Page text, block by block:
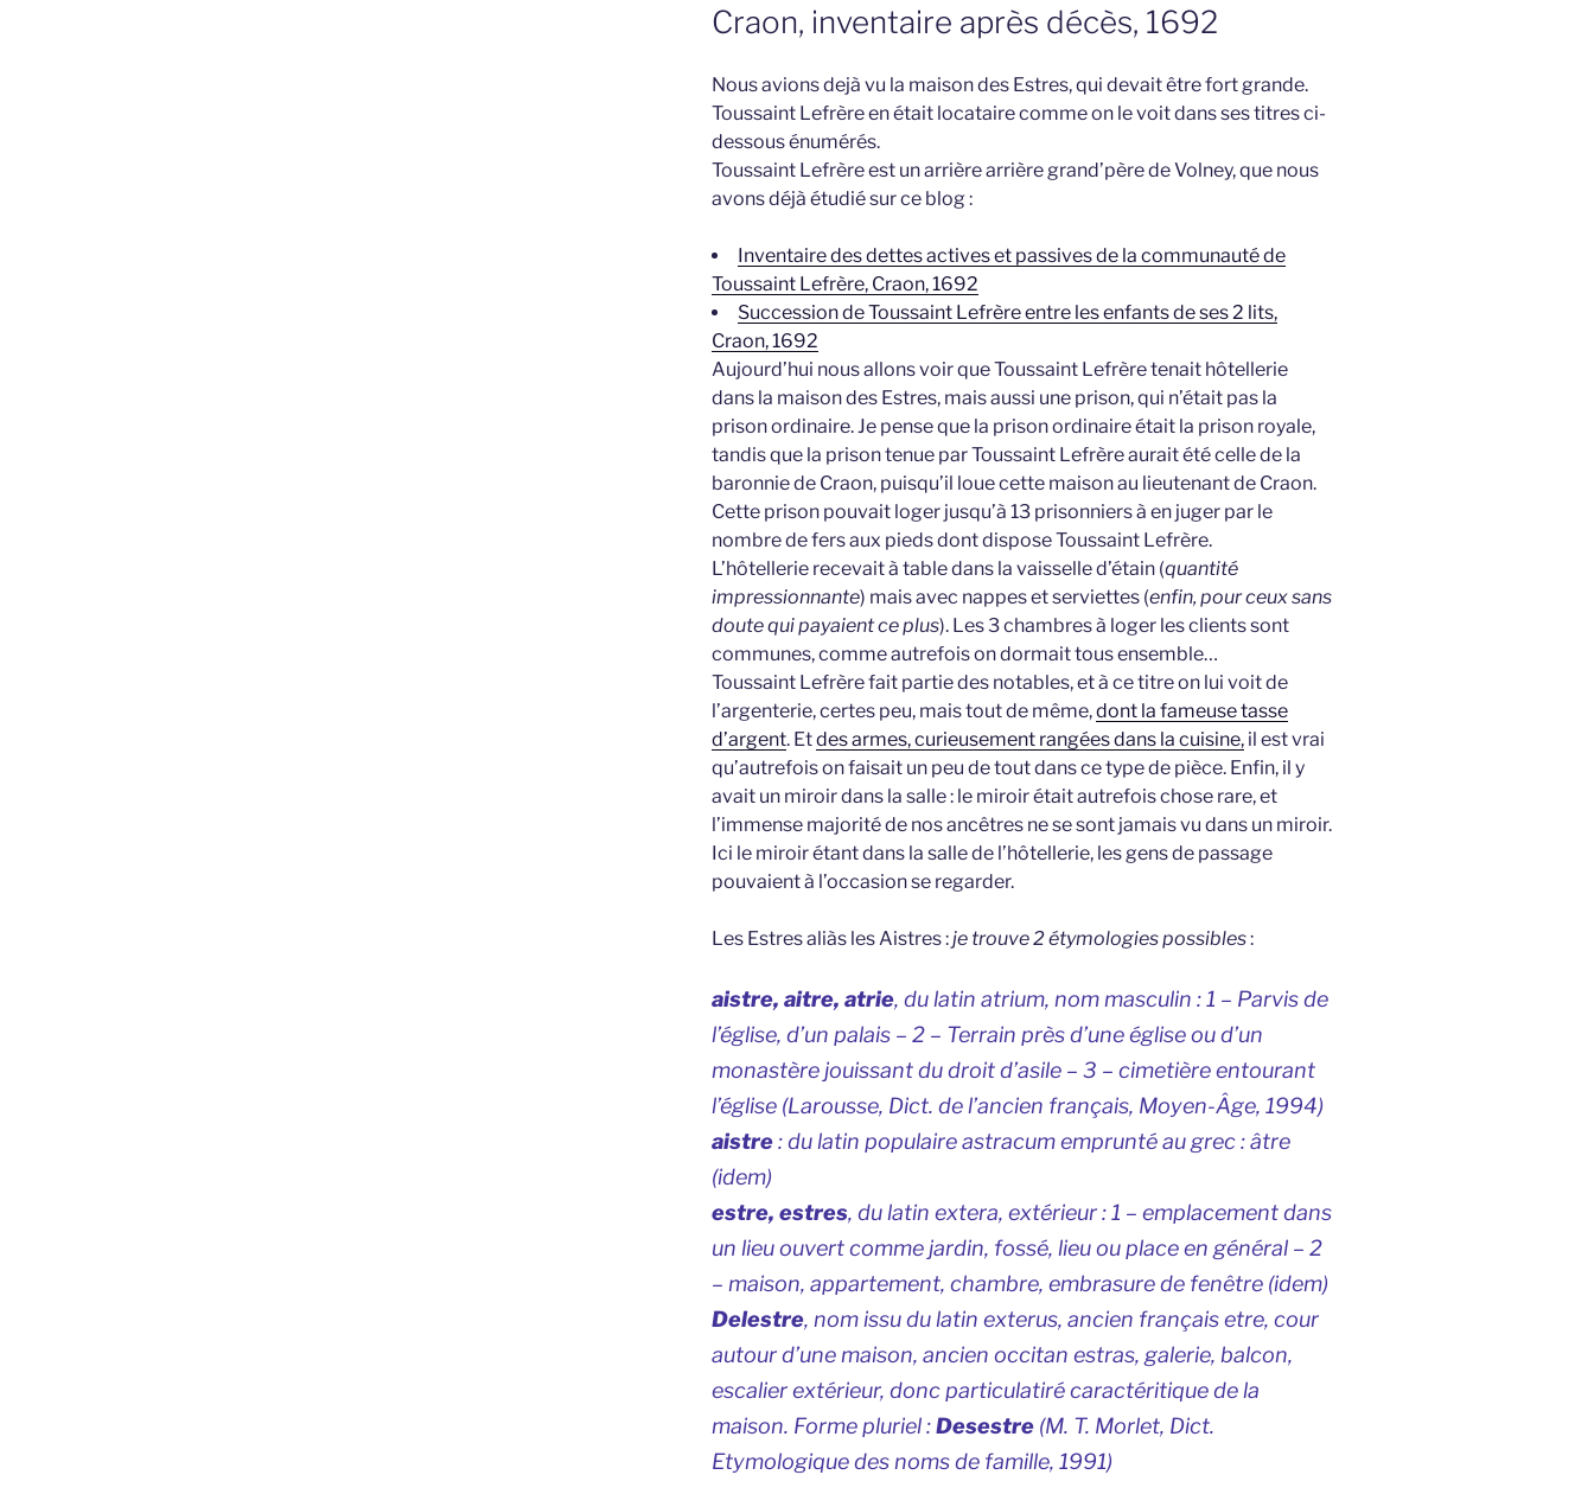
Craon, inventaire après décès, 1692
Nous avions dejà vu la maison des Estres, qui devait être fort grande.
Toussaint Lefrère en était locataire comme on le voit dans ses titres ci-
dessous énumérés.
Toussaint Lefrère est un arrière arrière grand’père de Volney, que nous
avons déjà étudié sur ce blog :
Inventaire des dettes actives et passives de la communauté de
Toussaint Lefrère, Craon, 1692
Succession de Toussaint Lefrère entre les enfants de ses 2 lits,
Craon, 1692
Aujourd’hui nous allons voir que Toussaint Lefrère tenait hôtellerie
dans la maison des Estres, mais aussi une prison, qui n’était pas la
prison ordinaire. Je pense que la prison ordinaire était la prison royale,
tandis que la prison tenue par Toussaint Lefrère aurait été celle de la
baronnie de Craon, puisqu’il loue cette maison au lieutenant de Craon.
Cette prison pouvait loger jusqu’à 13 prisonniers à en juger par le
nombre de fers aux pieds dont dispose Toussaint Lefrère.
L’hôtellerie recevait à table dans la vaisselle d’étain (quantité
impressionnante) mais avec nappes et serviettes (enfin, pour ceux sans
doute qui payaient ce plus). Les 3 chambres à loger les clients sont
communes, comme autrefois on dormait tous ensemble…
Toussaint Lefrère fait partie des notables, et à ce titre on lui voit de
l’argenterie, certes peu, mais tout de même,dont la fameuse tasse
d’argent. Etdes armes, curieusement rangées dans la cuisine,il est vrai
qu’autrefois on faisait un peu de tout dans ce type de pièce. Enfin, il y
avait un miroir dans la salle : le miroir était autrefois chose rare, et
l’immense majorité de nos ancêtres ne se sont jamais vu dans un miroir.
Ici le miroir étant dans la salle de l’hôtellerie, les gens de passage
pouvaient à l’occasion se regarder.
Les Estres aliàs les Aistres :je trouve 2 étymologies possibles:
aistre, aitre, atrie, du latin atrium, nom masculin : 1 – Parvis de
l’église, d’un palais – 2 – Terrain près d’une église ou d’un
monastère jouissant du droit d’asile – 3 – cimetière entourant
l’église (Larousse, Dict. de l’ancien français, Moyen-Âge, 1994)
aistre: du latin populaire astracum emprunté au grec : âtre
(idem)
estre, estres, du latin extera, extérieur : 1 – emplacement dans
un lieu ouvert comme jardin, fossé, lieu ou place en général – 2
– maison, appartement, chambre, embrasure de fenêtre (idem)
Delestre, nom issu du latin exterus, ancien françaisetre, cour
autour d’une maison, ancien occitan estras, galerie, balcon,
escalier extérieur, donc particulatiré caractéritique de la
maison. Forme pluriel :Desestre(M. T. Morlet, Dict.
Etymologique des noms de famille, 1991)